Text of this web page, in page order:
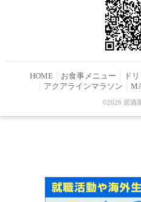
HOME お食事メニュー ド
アクアラインマラソン
©2026 居酒